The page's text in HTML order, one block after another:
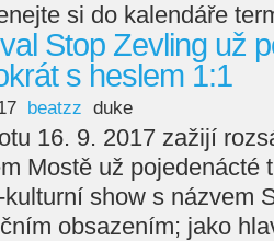
si do kalendáře
Stop Zevling už
s heslem 1:1
beatzz duke
16. 9. 2017 zažijí
Mostě už pojedenácté
show s názvem
obsazením; jako